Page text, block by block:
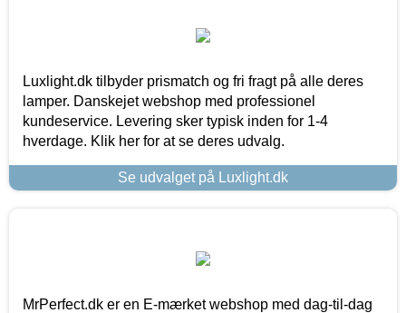
Luxlight.dk tilbyder prismatch og fri fragt på alle deres
lamper. Danskejet webshop med professionel
kundeservice. Levering sker typisk inden for 1-4
hverdage. Klik her for at se deres udvalg.
Se udvalget på Luxlight.dk
MrPerfect.dk er en E-mærket webshop med dag-til-dag